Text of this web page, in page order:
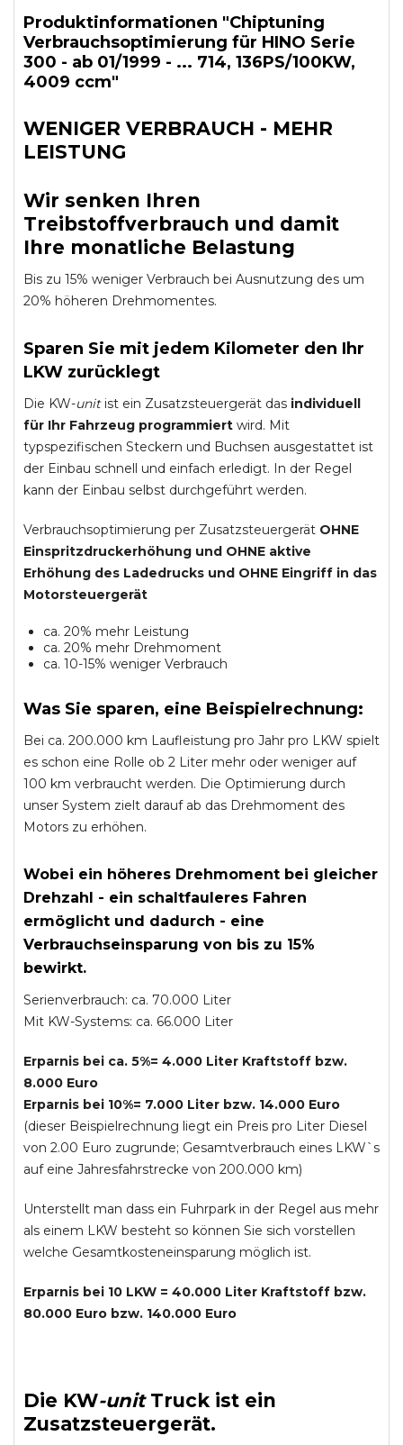
Produktinformationen "Chiptuning
Verbrauchsoptimierung für HINO Serie
300 - ab 01/1999 - ... 714, 136PS/100KW,
4009 ccm"
WENIGER VERBRAUCH - MEHR
LEISTUNG
Wir senken Ihren
Treibstoffverbrauch und damit
Ihre monatliche Belastung
Bis zu 15% weniger Verbrauch bei Ausnutzung des um
20% höheren Drehmomentes.
Sparen Sie mit jedem Kilometer den Ihr
LKW zurücklegt
Die KW-unitist ein Zusatzsteuergerät das individuell
für Ihr Fahrzeug programmiert wird. Mit
typspezifischen Steckern und Buchsen ausgestattet ist
der Einbau schnell und einfach erledigt. In der Regel
kann der Einbau selbst durchgeführt werden.
Verbrauchsoptimierung per Zusatzsteuergerät OHNE
Einspritzdruckerhöhung und OHNE aktive
Erhöhung des Ladedrucks und OHNE Eingriff in das
Motorsteuergerät
ca. 20% mehr Leistung
ca. 20% mehr Drehmoment
ca. 10-15% weniger Verbrauch
Was Sie sparen, eine Beispielrechnung:
Bei ca. 200.000 km Laufleistung pro Jahr pro LKW spielt
es schon eine Rolle ob 2 Liter mehr oder weniger auf
100 km verbraucht werden. Die Optimierung durch
unser System zielt darauf ab das Drehmoment des
Motors zu erhöhen.
Wobei ein höheres Drehmoment bei gleicher
Drehzahl - ein schaltfauleres Fahren
ermöglicht und dadurch - eine
Verbrauchseinsparung von bis zu 15%
bewirkt.
Serienverbrauch: ca. 70.000 Liter
Mit KW-Systems: ca. 66.000 Liter
Erparnis bei ca. 5%= 4.000 Liter Kraftstoff bzw.
8.000 Euro
Erparnis bei 10%= 7.000 Liter bzw. 14.000 Euro
(dieser Beispielrechnung liegt ein Preis pro Liter Diesel
von 2.00 Euro zugrunde; Gesamtverbrauch eines LKW`s
auf eine Jahresfahrstrecke von 200.000 km)
Unterstellt man dass ein Fuhrpark in der Regel aus mehr
als einem LKW besteht so können Sie sich vorstellen
welche Gesamtkosteneinsparung möglich ist.
Erparnis bei 10 LKW = 40.000 Liter Kraftstoff bzw.
80.000 Euro bzw. 140.000 Euro
Die KW-unit Truckist ein
Zusatzsteuergerät.